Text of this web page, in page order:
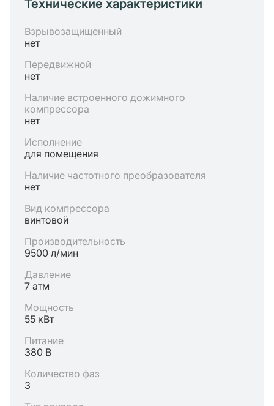
Технические характеристики
Взрывозащищенный
нет
Передвижной
нет
Наличие встроенного дожимного
компрессора
нет
Исполнение
для помещения
Наличие частотного преобразователя
нет
Вид компрессора
винтовой
Производительность
9500 л/мин
Давление
7 атм
Мощность
55 кВт
Питание
380 В
Количество фаз
3